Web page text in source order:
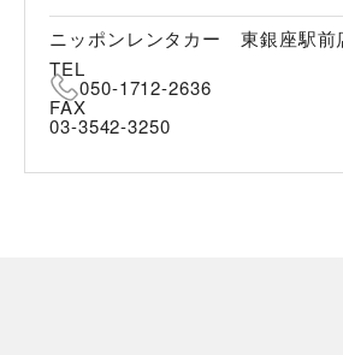
ニッポンレンタカー 東銀座駅前
TEL
050-1712-2636
FAX
03-3542-3250